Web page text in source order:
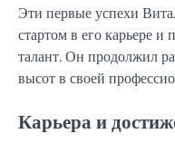
Эти первые успехи
стартом в его карьере и
талант. Он продолжил
высот в своей
Карьера и